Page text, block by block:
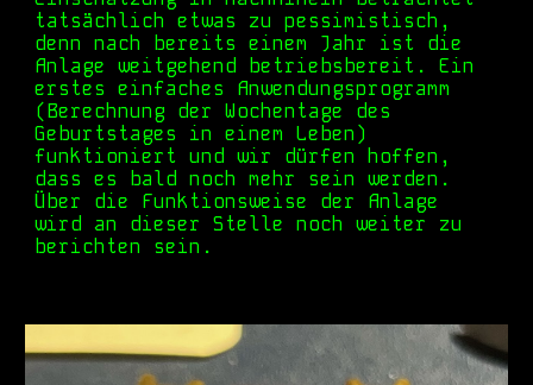
tatsächlich etwas zu pessimistisch,
denn nach bereits einem Jahr ist die
Anlage weitgehend betriebsbereit. Ein
erstes einfaches Anwendungsprogramm
(Berechnung der Wochentage des
Geburtstages in einem Leben)
funktioniert und wir dürfen hoffen,
dass es bald noch mehr sein werden.
Über die Funktionsweise der Anlage
wird an dieser Stelle noch weiter zu
berichten sein.